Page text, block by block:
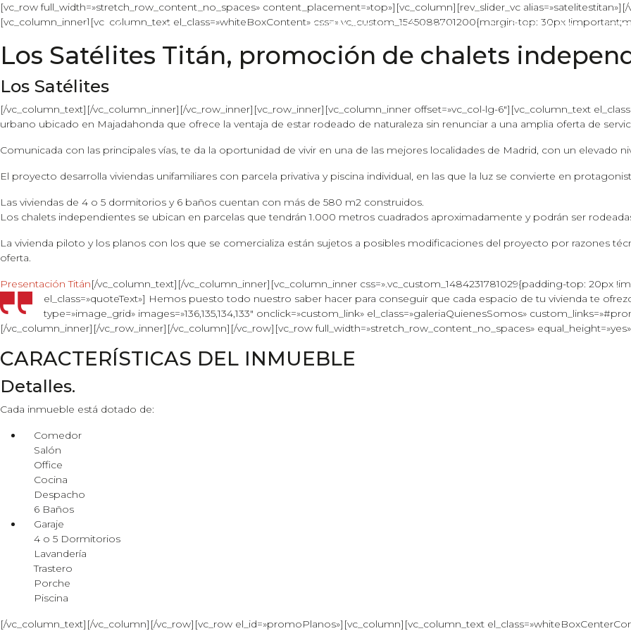
Saltar al contenido
PROMOCIONES EN VENTA QUIÉNES SOMOS
[vc_row full_width=»stretch_row_content_no_spaces» content_placement=»top»][vc_column][rev_slider_vc
[vc_column_inner][vc_column_text el_class=»whiteBoxContent» css=».vc_custom_1545088701200{margin-top: 30px
Los Satélites Titán, promoción de chalets
Los Satélites
[/vc_column_text][/vc_column_inner][/vc_row_inner][vc_row_inner][vc_column_inner offset=»vc_col-lg-6″][vc_column_text
urbano ubicado en Majadahonda que ofrece la ventaja de estar rodeado de naturaleza sin renunciar a una amplia oferta de
Comunicada con las principales vías, te da la oportunidad de vivir en una de las mejores localidades de Madrid, con un elevado
El proyecto desarrolla viviendas unifamiliares con parcela privativa y piscina individual, en las que la luz se convierte en
Las viviendas de 4 o 5 dormitorios y 6 baños cuentan con más de 580 m2 construidos.
Los chalets independientes se ubican en parcelas que tendrán 1.000 metros cuadrados aproximadamente y podrán ser
La vivienda piloto y los planos con los que se comercializa están sujetos a posibles modificaciones del proyecto por razones
oferta.
Presentación Titán[/vc_column_text][/vc_column_inner][vc_column_inner css=».vc_custom_1484231781029{padding-top: 20px
el_class=»quoteText»] Hemos puesto todo nuestro saber hacer para conseguir que cada espacio de tu vivienda te
type=»image_grid» images=»136,135,134,133″ onclick=»custom_link» el_class=»galeriaQuienesSomos»
[/vc_column_inner][/vc_row_inner][/vc_column][/vc_row][vc_row full_width=»stretch_row_content_no_spaces»
CARACTERÍSTICAS DEL INMUEBLE
Detalles.
Cada inmueble está dotado de:
Comedor
Salón
Office
Cocina
Despacho
6 Baños
Garaje
4 o 5 Dormitorios
Lavandería
Trastero
Porche
Piscina
[/vc_column_text][/vc_column][/vc_row][vc_row el_id=»promoPlanos»][vc_column][vc_column_text